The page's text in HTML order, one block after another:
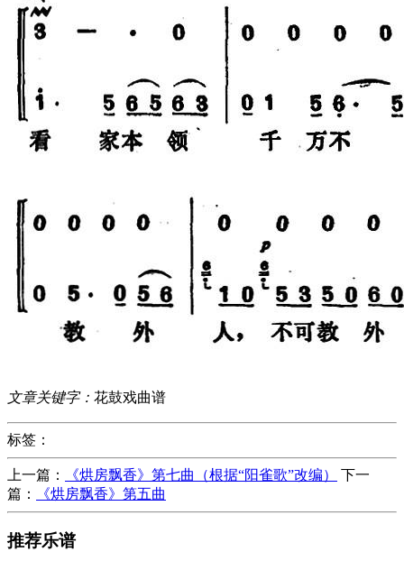
文章关键字： 花鼓戏曲谱
标签：
上一篇： 《烘房飘香》第七曲（根据“阳雀歌”改编）
下一
篇：
《烘房飘香》第五曲
推荐乐谱